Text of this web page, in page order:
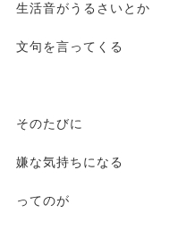
生活音がうるさいとか
文句を言ってくる
そのたびに
嫌な気持ちになる
ってのが